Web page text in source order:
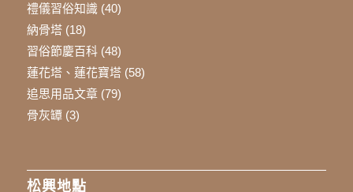
禮儀習俗知識(40)
納骨塔(18)
習俗節慶百科(48)
蓮花塔、蓮花寶塔(58)
追思用品文章(79)
骨灰罈(3)
松興地點